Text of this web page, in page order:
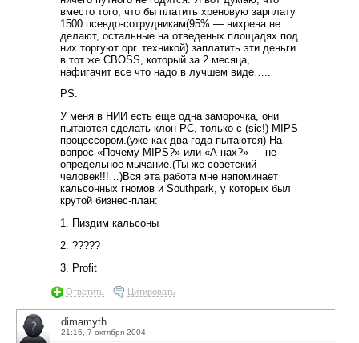
вместо того, что бы платить хреновую зарплату
1500 псевдо-сотрудникам(95% — нихрена не
делают, остальные на отведеных площадях под
них торгуют орг. техникой) заплатить эти деньги
в тот же CBOSS, который за 2 месяца,
нафигачит все что надо в лучшем виде…..
PS.
У меня в НИИ есть еще одна заморочка, они
пытаются сделать клон PC, только с (sic!) MIPS
процессором.(уже как два года пытаются) На
вопрос «Почему MIPS?» или «А нах?» — не
определьное мычание.(Ты же советский
человек!!!…)Вся эта работа мне напоминает
кальсонных гномов и Southpark, у которых был
крутой бизнес-план:
1. Пиздим кальсоны
2. ?????
3. Profit
Ответить Цитировать
dimamyth
21:16, 7 октября 2004